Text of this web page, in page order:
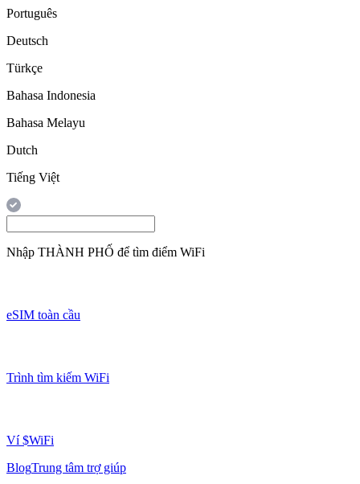
Português
Deutsch
Türkçe
Bahasa Indonesia
Bahasa Melayu
Dutch
Tiếng Việt
Nhập THÀNH PHỐ để tìm điểm WiFi
eSIM toàn cầu
Trình tìm kiếm WiFi
Ví $WiFi
BlogTrung tâm trợ giúp